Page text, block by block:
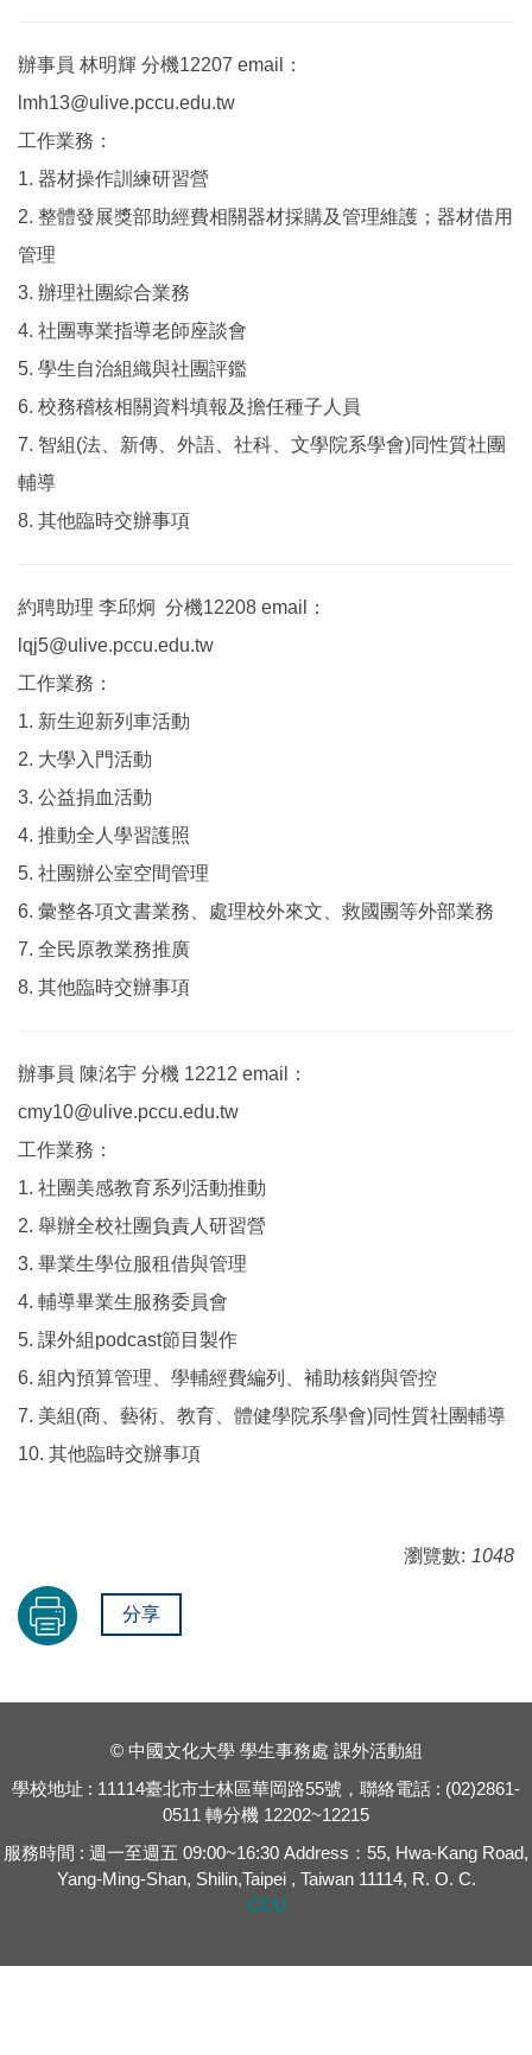
辦事員 林明輝 分機12207 email：
lmh13@ulive.pccu.edu.tw
工作業務：
1. 器材操作訓練研習營
2. 整體發展獎部助經費相關器材採購及管理維護；器材借用
管理
3. 辦理社團綜合業務
4. 社團專業指導老師座談會
5. 學生自治組織與社團評鑑
6. 校務稽核相關資料填報及擔任種子人員
7. 智組(法、新傳、外語、社科、文學院系學會)同性質社團
輔導
8. 其他臨時交辦事項
約聘助理 李邱炯 分機12208 email：
lqj5@ulive.pccu.edu.tw
工作業務：
1. 新生迎新列車活動
2. 大學入門活動
3. 公益捐血活動
4. 推動全人學習護照
5. 社團辦公室空間管理
6. 彙整各項文書業務、處理校外來文、救國團等外部業務
7. 全民原教業務推廣
8. 其他臨時交辦事項
辦事員 陳洺宇 分機 12212 email：
cmy10@ulive.pccu.edu.tw
工作業務：
1. 社團美感教育系列活動推動
2. 舉辦全校社團負責人研習營
3. 畢業生學位服租借與管理
4. 輔導畢業生服務委員會
5. 課外組podcast節目製作
6. 組內預算管理、學輔經費編列、補助核銷與管控
7. 美組(商、藝術、教育、體健學院系學會)同性質社團輔導
10. 其他臨時交辦事項
瀏覽數: 1048
分享
© 中國文化大學 學生事務處 課外活動組
學校地址 : 11114臺北市士林區華岡路55號，聯絡電話 : (02)2861-
0511 轉分機 12202~12215
服務時間 : 週一至週五 09:00~16:30 Address：55, Hwa-Kang Road,
Yang-Ming-Shan, Shilin,Taipei , Taiwan 11114, R. O. C.
CCU